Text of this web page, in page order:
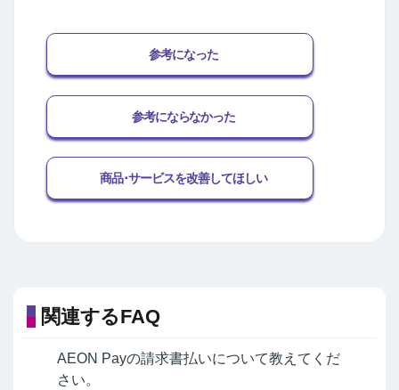
参考になった
参考にならなかった
商品･サービスを改善してほしい
関連するFAQ
AEON Payの請求書払いについて教えてくだ
さい。